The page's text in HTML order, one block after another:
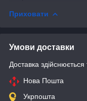
Приховати
Умови доставки
Доставка здійснюється
Нова Пошта
Укрпошта